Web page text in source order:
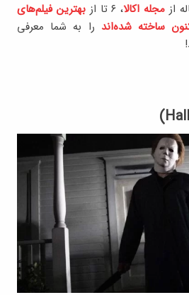
از مجله اکالا، ۶ تا از
بهترین فیلم‌های
ساخته شده‌اند را به شما معرفی